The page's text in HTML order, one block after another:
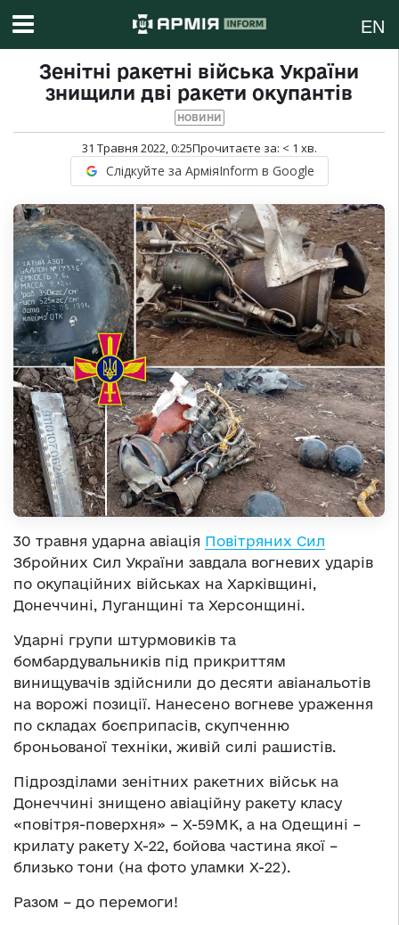
EN
Зенітні ракетні війська України
знищили дві ракети окупантів
НОВИНИ
31 Травня 2022, 0:25Прочитаєте за: < 1 хв.
Слідкуйте за АрміяInform в Google
30 травня ударна авіація Повітряних Сил
Збройних Сил України завдала вогневих ударів
по окупаційних військах на Харківщині,
Донеччині, Луганщині та Херсонщині.
Ударні групи штурмовиків та
бомбардувальників під прикриттям
винищувачів здійснили до десяти авіанальотів
на ворожі позиції. Нанесено вогневе ураження
по складах боєприпасів, скупченню
броньованої техніки, живій силі рашистів.
Підрозділами зенітних ракетних військ на
Донеччині знищено авіаційну ракету класу
«повітря-поверхня» – Х-59МК, а на Одещині –
крилату ракету Х-22, бойова частина якої –
близько тони (на фото уламки Х-22).
Разом – до перемоги!